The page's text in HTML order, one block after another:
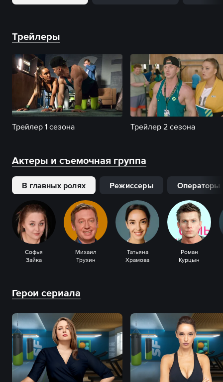
Трейлеры
Трейлер 1 сезона Трейлер 2 сезона
Актеры и съемочная группа
В главных ролях Режиссеры Операторы
Софья
Зайка
Михаил
Трухин
Татьяна
Храмова
Роман
Курцын
Герои сериала